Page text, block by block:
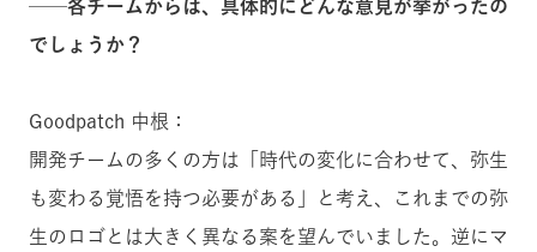
──各チームからは、具体的にどんな意見が挙がったの
でしょうか？
Goodpatch 中根：
開発チームの多くの方は「時代の変化に合わせて、弥生
も変わる覚悟を持つ必要がある」と考え、これまでの弥
生のロゴとは大きく異なる案を望んでいました。逆にマ